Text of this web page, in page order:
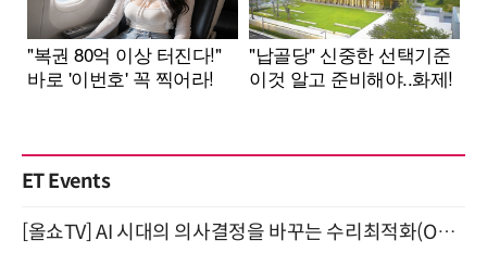
ET Events
[올쇼TV] AI 시대의 의사결정을 바꾸는 수리최적화(Optimization) 소개 (8/20 생방송)